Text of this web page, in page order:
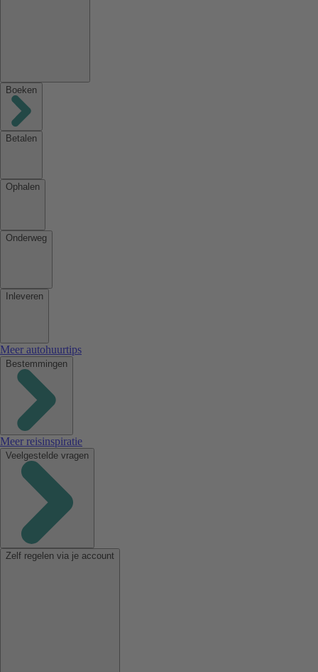
Boeken
Betalen
Ophalen
Onderweg
Inleveren
Meer autohuurtips
Bestemmingen
Meer reisinspiratie
Veelgestelde vragen
Zelf regelen via je account